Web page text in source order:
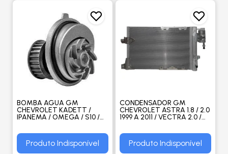
BOMBA AGUA GM
CHEVROLET KADETT /
IPANEMA / OMEGA / S10 /
Produto Indisponível
CONDENSADOR GM
CHEVROLET ASTRA 1.8 / 2.0
1999 A 2011 / VECTRA 2.0 /
2001 A 2012 - M. MARELLI
Produto Indisponível